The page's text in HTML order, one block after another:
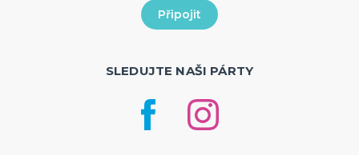
SLEDUJTE NAŠI PÁRTY